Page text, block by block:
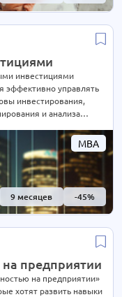
MBA
9 месяцев -45%
инвестициями
эффективно управлять
инвестирования,
и анализа
личных
принимать
и создать стратегию
предприятии
на предприятии»
хотят развить навыки